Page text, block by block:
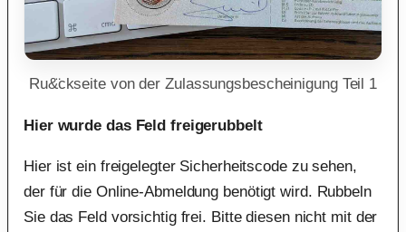
Ru&̈ckseite von der Zulassungsbescheinigung Teil 1
Hier wurde das Feld freigerubbelt
Hier ist ein freigelegter Sicherheitscode zu sehen,
der für die Online-Abmeldung benötigt wird. Rubbeln
Sie das Feld vorsichtig frei. Bitte diesen nicht mit der